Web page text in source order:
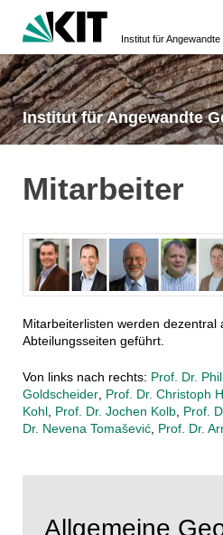
Institut für Angewandte
Mitarbeiter
Mitarbeiterlisten werden dezentral
Abteilungsseiten geführt.
Von links nach rechts: Prof. Dr.
Goldscheider, Prof. Dr. Christoph
Kohl, Prof. Dr. Jochen Kolb, Prof.
Dr. Nevena Tomašević, Prof. Dr.
Allgemeine